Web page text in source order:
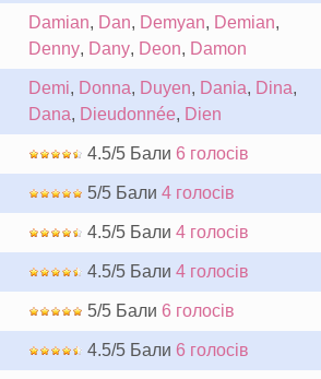
Damian, Dan, Demyan, Demian,
Denny, Dany, Deon, Damon
Demi, Donna, Duyen, Dania, Dina,
Dana, Dieudonnée, Dien
4.5/5 Бали 6 голосів
5/5 Бали 4 голосів
4.5/5 Бали 4 голосів
4.5/5 Бали 4 голосів
5/5 Бали 6 голосів
4.5/5 Бали 6 голосів